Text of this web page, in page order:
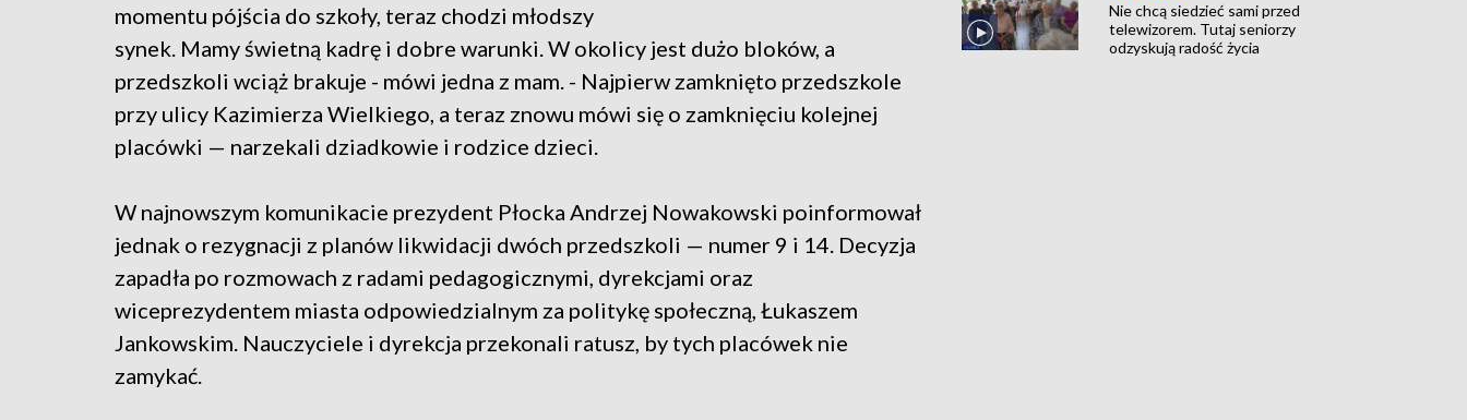
momentu pójścia do szkoły, teraz chodzi młodszy
synek. Mamy świetną kadrę i dobre warunki. W okolicy jest dużo bloków, a
przedszkoli wciąż brakuje - mówi jedna z mam. - Najpierw zamknięto przedszkole
przy ulicy Kazimierza Wielkiego, a teraz znowu mówi się o zamknięciu kolejnej
placówki — narzekali dziadkowie i rodzice dzieci.
W najnowszym komunikacie prezydent Płocka Andrzej Nowakowski poinformował
jednak o rezygnacji z planów likwidacji dwóch przedszkoli — numer 9 i 14. Decyzja
zapadła po rozmowach z radami pedagogicznymi, dyrekcjami oraz
wiceprezydentem miasta odpowiedzialnym za politykę społeczną, Łukaszem
Jankowskim. Nauczyciele i dyrekcja przekonali ratusz, by tych placówek nie
zamykać.
Nie chcą siedzieć sami przed
telewizorem. Tutaj seniorzy
odzyskują radość życia